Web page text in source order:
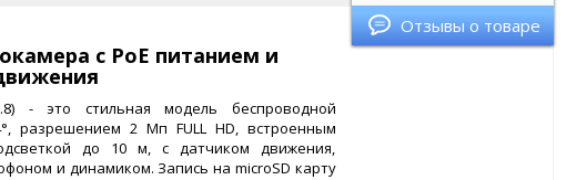
Отзывы о товаре
с PoE питанием и
- это стильная модель беспроводной
разрешением 2 Мп FULL HD, встроенным
до 10 м, с датчиком движения,
и динамиком. Запись на microSD карту